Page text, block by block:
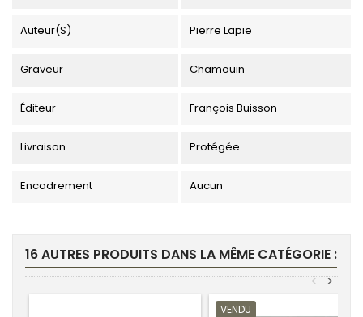
Auteur(s) Pierre Lapie
Graveur Chamouin
Éditeur François Buisson
Livraison Protégée
Encadrement Aucun
16 AUTRES PRODUITS DANS LA MÊME CATÉGORIE :
>
<
VENDU